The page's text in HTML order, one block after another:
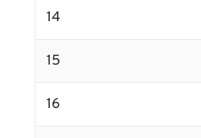
14
15
16